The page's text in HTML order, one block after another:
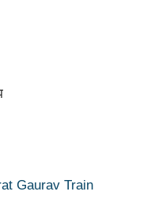
Gaurav Train